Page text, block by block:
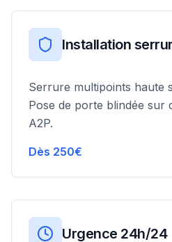
Installation
Serrure multipoints haute
Pose de porte blindée sur
A2P.
Dès 250€
Urgence 24h/24